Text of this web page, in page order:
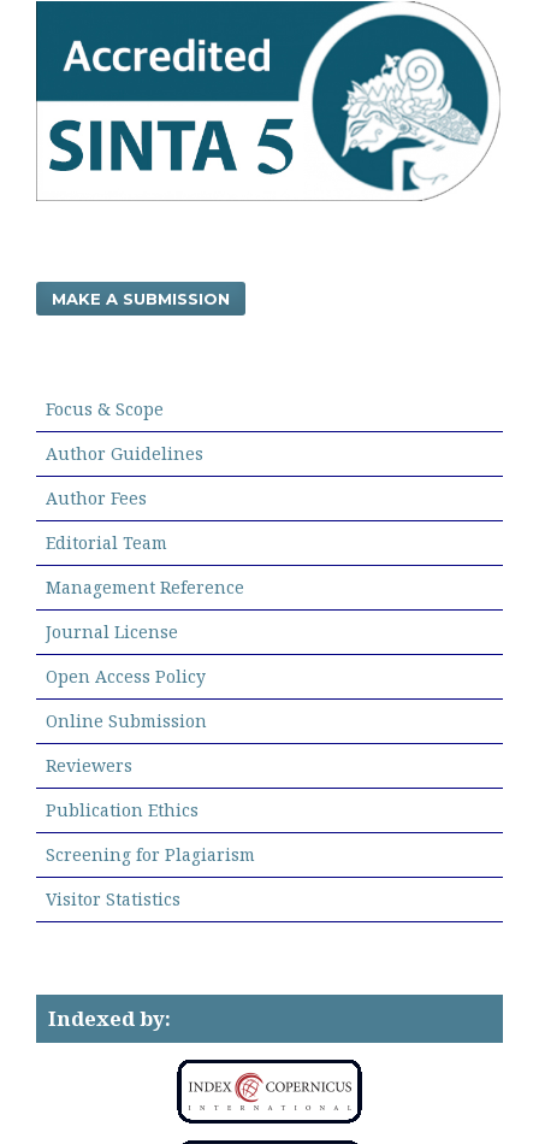
MAKE A SUBMISSION
Focus & Scope
Author Guidelines
Author Fees
Editorial Team
Management Reference
Journal License
Open Access Policy
Online Submission
Reviewers
Publication Ethics
Screening for Plagiarism
Visitor Statistics
Indexed by: